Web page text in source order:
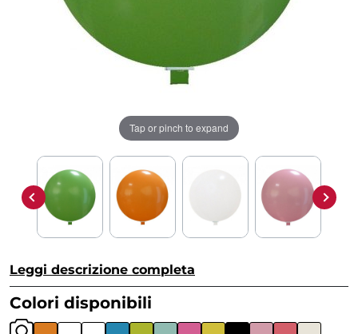
Tap or pinch to expand
Leggi descrizione completa
Colori disponibili